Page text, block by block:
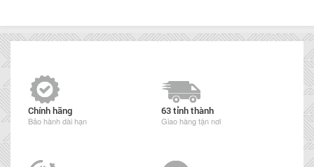
Chính hãng
Bảo hành dài hạn
63 tỉnh thành
Giao hàng tận nơi